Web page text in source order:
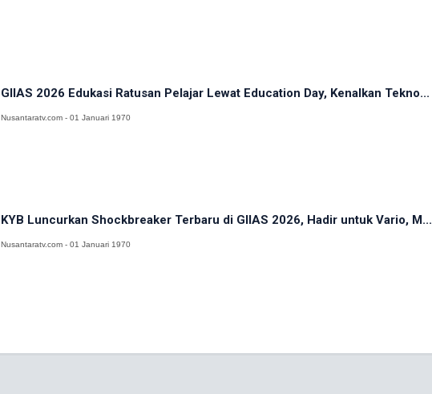
GIIAS 2026 Edukasi Ratusan Pelajar Lewat Education Day, Kenalkan Tekno...
Nusantaratv.com - 01 Januari 1970
KYB Luncurkan Shockbreaker Terbaru di GIIAS 2026, Hadir untuk Vario, M...
Nusantaratv.com - 01 Januari 1970